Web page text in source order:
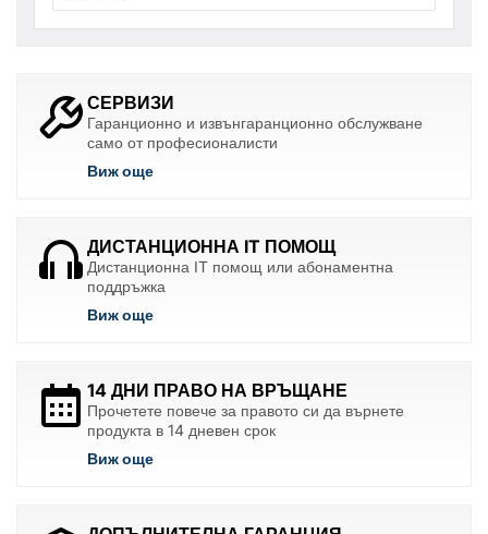
СЕРВИЗИ
Гаранционно и извънгаранционно обслужване
само от професионалисти
Виж още
ДИСТАНЦИОННА IT ПОМОЩ
Дистанционна IT помощ или абонаментна
поддръжка
Виж още
14 ДНИ ПРАВО НА ВРЪЩАНЕ
Прочетете повече за правото си да върнете
продукта в 14 дневен срок
Виж още